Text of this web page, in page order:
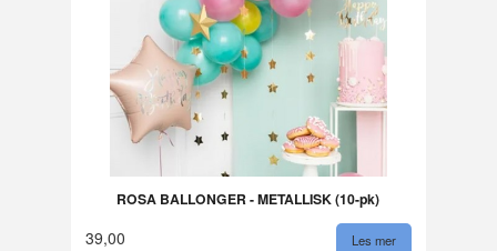
ROSA BALLONGER - METALLISK (10-pk)
39,00 Les mer